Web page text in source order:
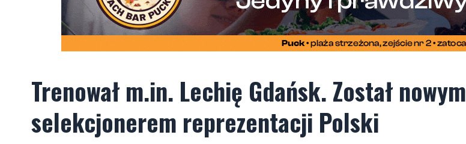
Trenował m.in. Lechię Gdańsk. Został nowym
selekcjonerem reprezentacji Polski